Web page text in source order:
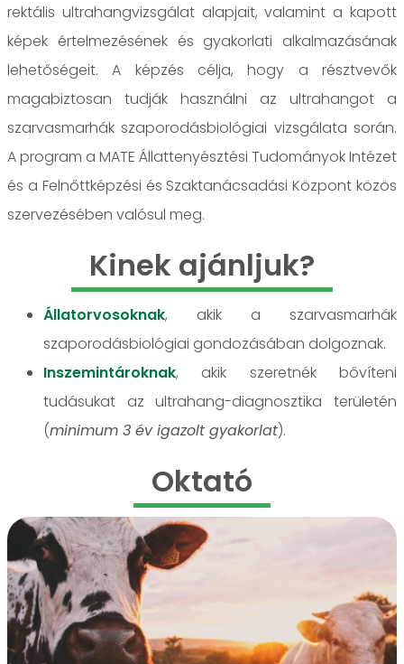
rektális ultrahangvizsgálat alapjait, valamint a kapott
képek értelmezésének és gyakorlati alkalmazásának
lehetőségeit. A képzés célja, hogy a résztvevők
magabiztosan tudják használni az ultrahangot a
szarvasmarhák szaporodásbiológiai vizsgálata során.
A program a MATE Állattenyésztési Tudományok Intézet
és a Felnőttképzési és Szaktanácsadási Központ közös
szervezésében valósul meg.
Kinek ajánljuk?
Állatorvosoknak, akik a szarvasmarhák
szaporodásbiológiai gondozásában dolgoznak.
Inszemintároknak, akik szeretnék bővíteni
tudásukat az ultrahang-diagnosztika területén
(minimum 3 év igazolt gyakorlat).
Oktató